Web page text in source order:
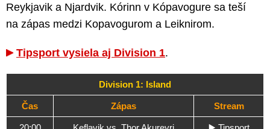
Reykjavik a Njardvik. Kórinn v Kópavogure sa teší
na zápas medzi Kopavogurom a Leiknirom.
Tipsport vysiela aj Division 1.
Division 1: Island
Čas Zápas Stream